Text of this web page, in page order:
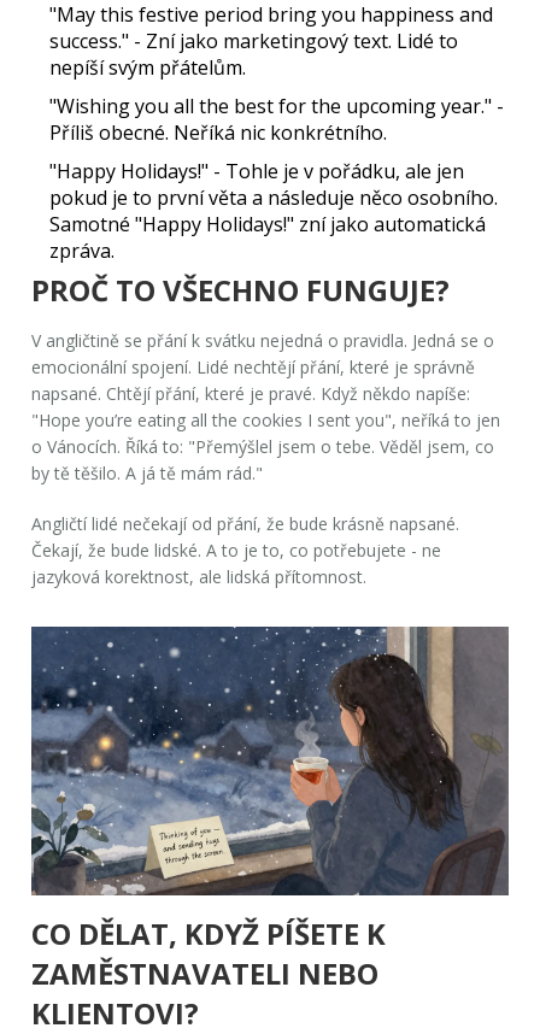
"May this festive period bring you happiness and
success." - Zní jako marketingový text. Lidé to
nepíší svým přátelům.
"Wishing you all the best for the upcoming year." -
Příliš obecné. Neříká nic konkrétního.
"Happy Holidays!" - Tohle je v pořádku, ale jen
pokud je to první věta a následuje něco osobního.
Samotné"Happy Holidays!" zní jako automatická
zpráva.
PROČ TO VŠECHNO FUNGUJE?
V angličtině se přání k svátku nejedná o pravidla. Jedná se o
emocionální spojení. Lidé nechtějí přání, které je správně
napsané. Chtějí přání, které jepravé. Když někdo napíše:
"Hope you’re eating all the cookies I sent you", neříká to jen
o Vánocích. Říká to: "Přemýšlel jsem o tebe. Věděl jsem, co
by tě těšilo. A já tě mám rád."
Angličtí lidé nečekají od přání, že bude krásně napsané.
Čekají, že budelidské. A to je to, co potřebujete - ne
jazyková korektnost, ale lidská přítomnost.
CO DĚLAT, KDYŽ PÍŠETE K
ZAMĚSTNAVATELI NEBO
KLIENTOVI?